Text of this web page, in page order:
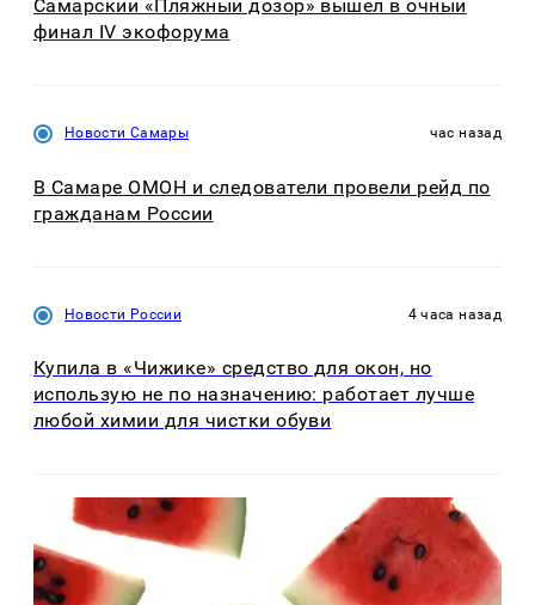
Самарский «Пляжный дозор» вышел в очный
финал IV экофорума
Новости Самары час назад
В Самаре ОМОН и следователи провели рейд по
гражданам России
Новости России 4 часа назад
Купила в «Чижике» средство для окон, но
использую не по назначению: работает лучше
любой химии для чистки обуви